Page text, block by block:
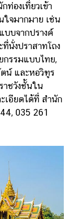
องเที่ยวเข้า
ใจมากมาย เช่น
บบจากปรางค์
นั่งปราสาทโถง
กรรมแบบไทย,
ตน์ และหอวิฑูร
าชวังชั้นใน
เอียดได้ที่ สำนัก
035 261